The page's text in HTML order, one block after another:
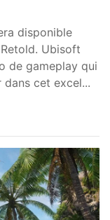
disponible
Ubisoft
de gameplay qui
cet excel...